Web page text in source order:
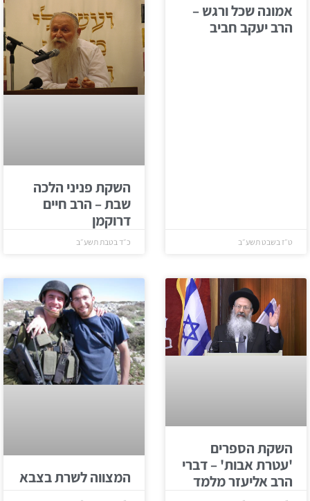
אמונה שכל ורגש –
הרב יעקב חביב
ט״ז בשבט תשע״ב
השקת פניני הלכה
שבת – הרב חיים
דרוקמן
כ״ד בטבת תשע״ב
השקת הספרים
'עטרת אבות' – דברי
הרב אליעזר מלמד
המצווה לשרת בצבא